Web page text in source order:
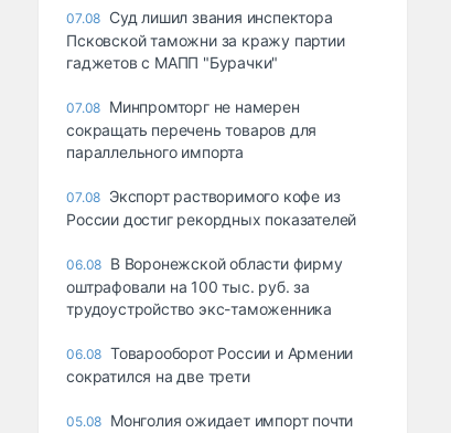
07.08 Суд лишил звания инспектора
Псковской таможни за кражу партии
гаджетов с МАПП "Бурачки"
07.08 Минпромторг не намерен
сокращать перечень товаров для
параллельного импорта
07.08 Экспорт растворимого кофе из
России достиг рекордных показателей
06.08 В Воронежской области фирму
оштрафовали на 100 тыс. руб. за
трудоустройство экс-таможенника
06.08 Товарооборот России и Армении
сократился на две трети
05.08 Монголия ожидает импорт почти